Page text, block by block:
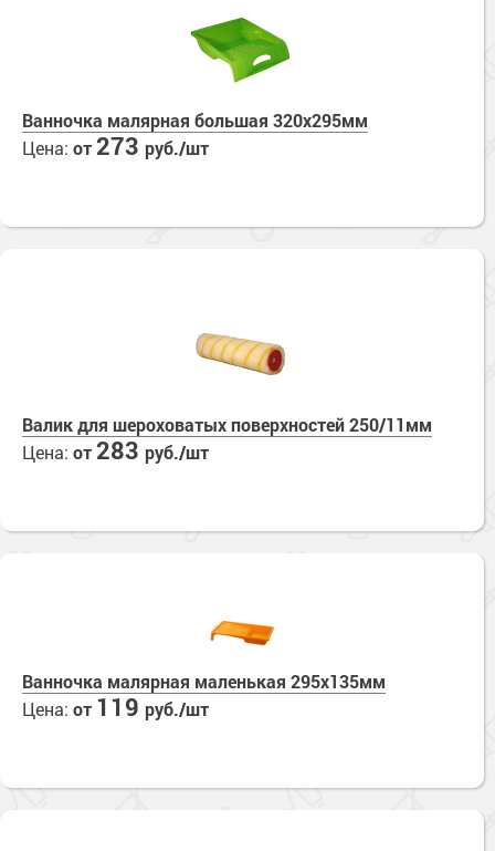
Ванночка малярная большая 320х295мм
Цена: от273 руб./шт
Валик для шероховатых поверхностей 250/11мм
Цена: от283 руб./шт
Ванночка малярная маленькая 295х135мм
Цена: от 119 руб./шт